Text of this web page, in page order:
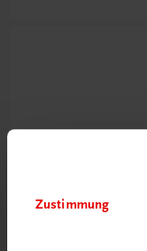
Zustimmung
Neu zur DigiBox